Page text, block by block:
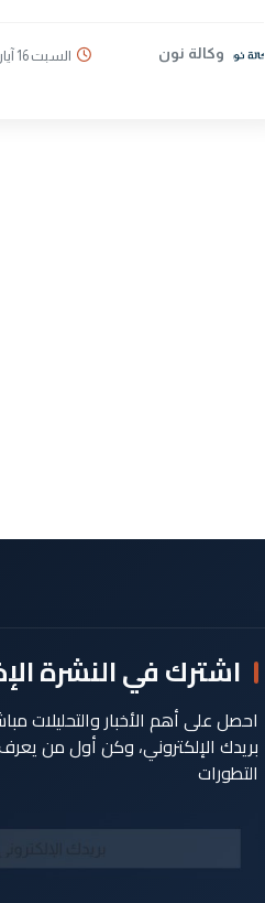
وكالة نون السبت 16 آيار 2026
اشترك في النشرة
احصل على أهم الأخبار والتحليلات
بريدك الإلكتروني، وكن أول من
التطورات